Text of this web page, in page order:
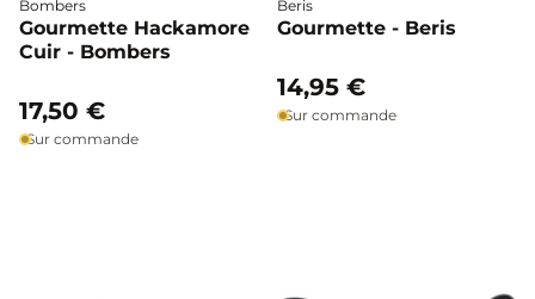
Bombers
Gourmette Hackamore
Cuir - Bombers
17,50 €
Sur commande
Beris
Gourmette - Beris
14,95 €
Sur commande